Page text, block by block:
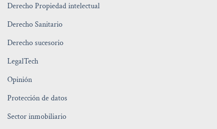
Derecho Propiedad intelectual
Derecho Sanitario
Derecho sucesorio
LegalTech
Opinión
Protección de datos
Sector inmobiliario